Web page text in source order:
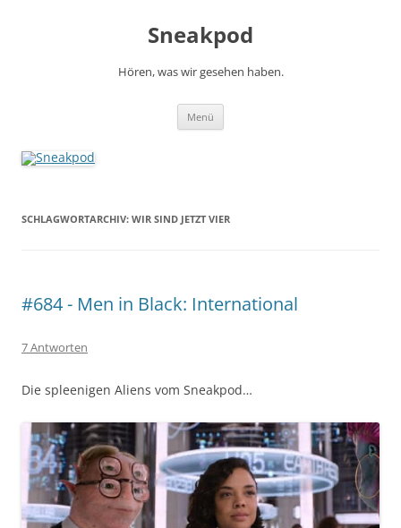
Sneakpod
Hören, was wir gesehen haben.
Menü
SCHLAGWORTARCHIV: WIR SIND JETZT VIER
#684 - Men in Black: International
7 Antworten
Die spleenigen Aliens vom Sneakpod…